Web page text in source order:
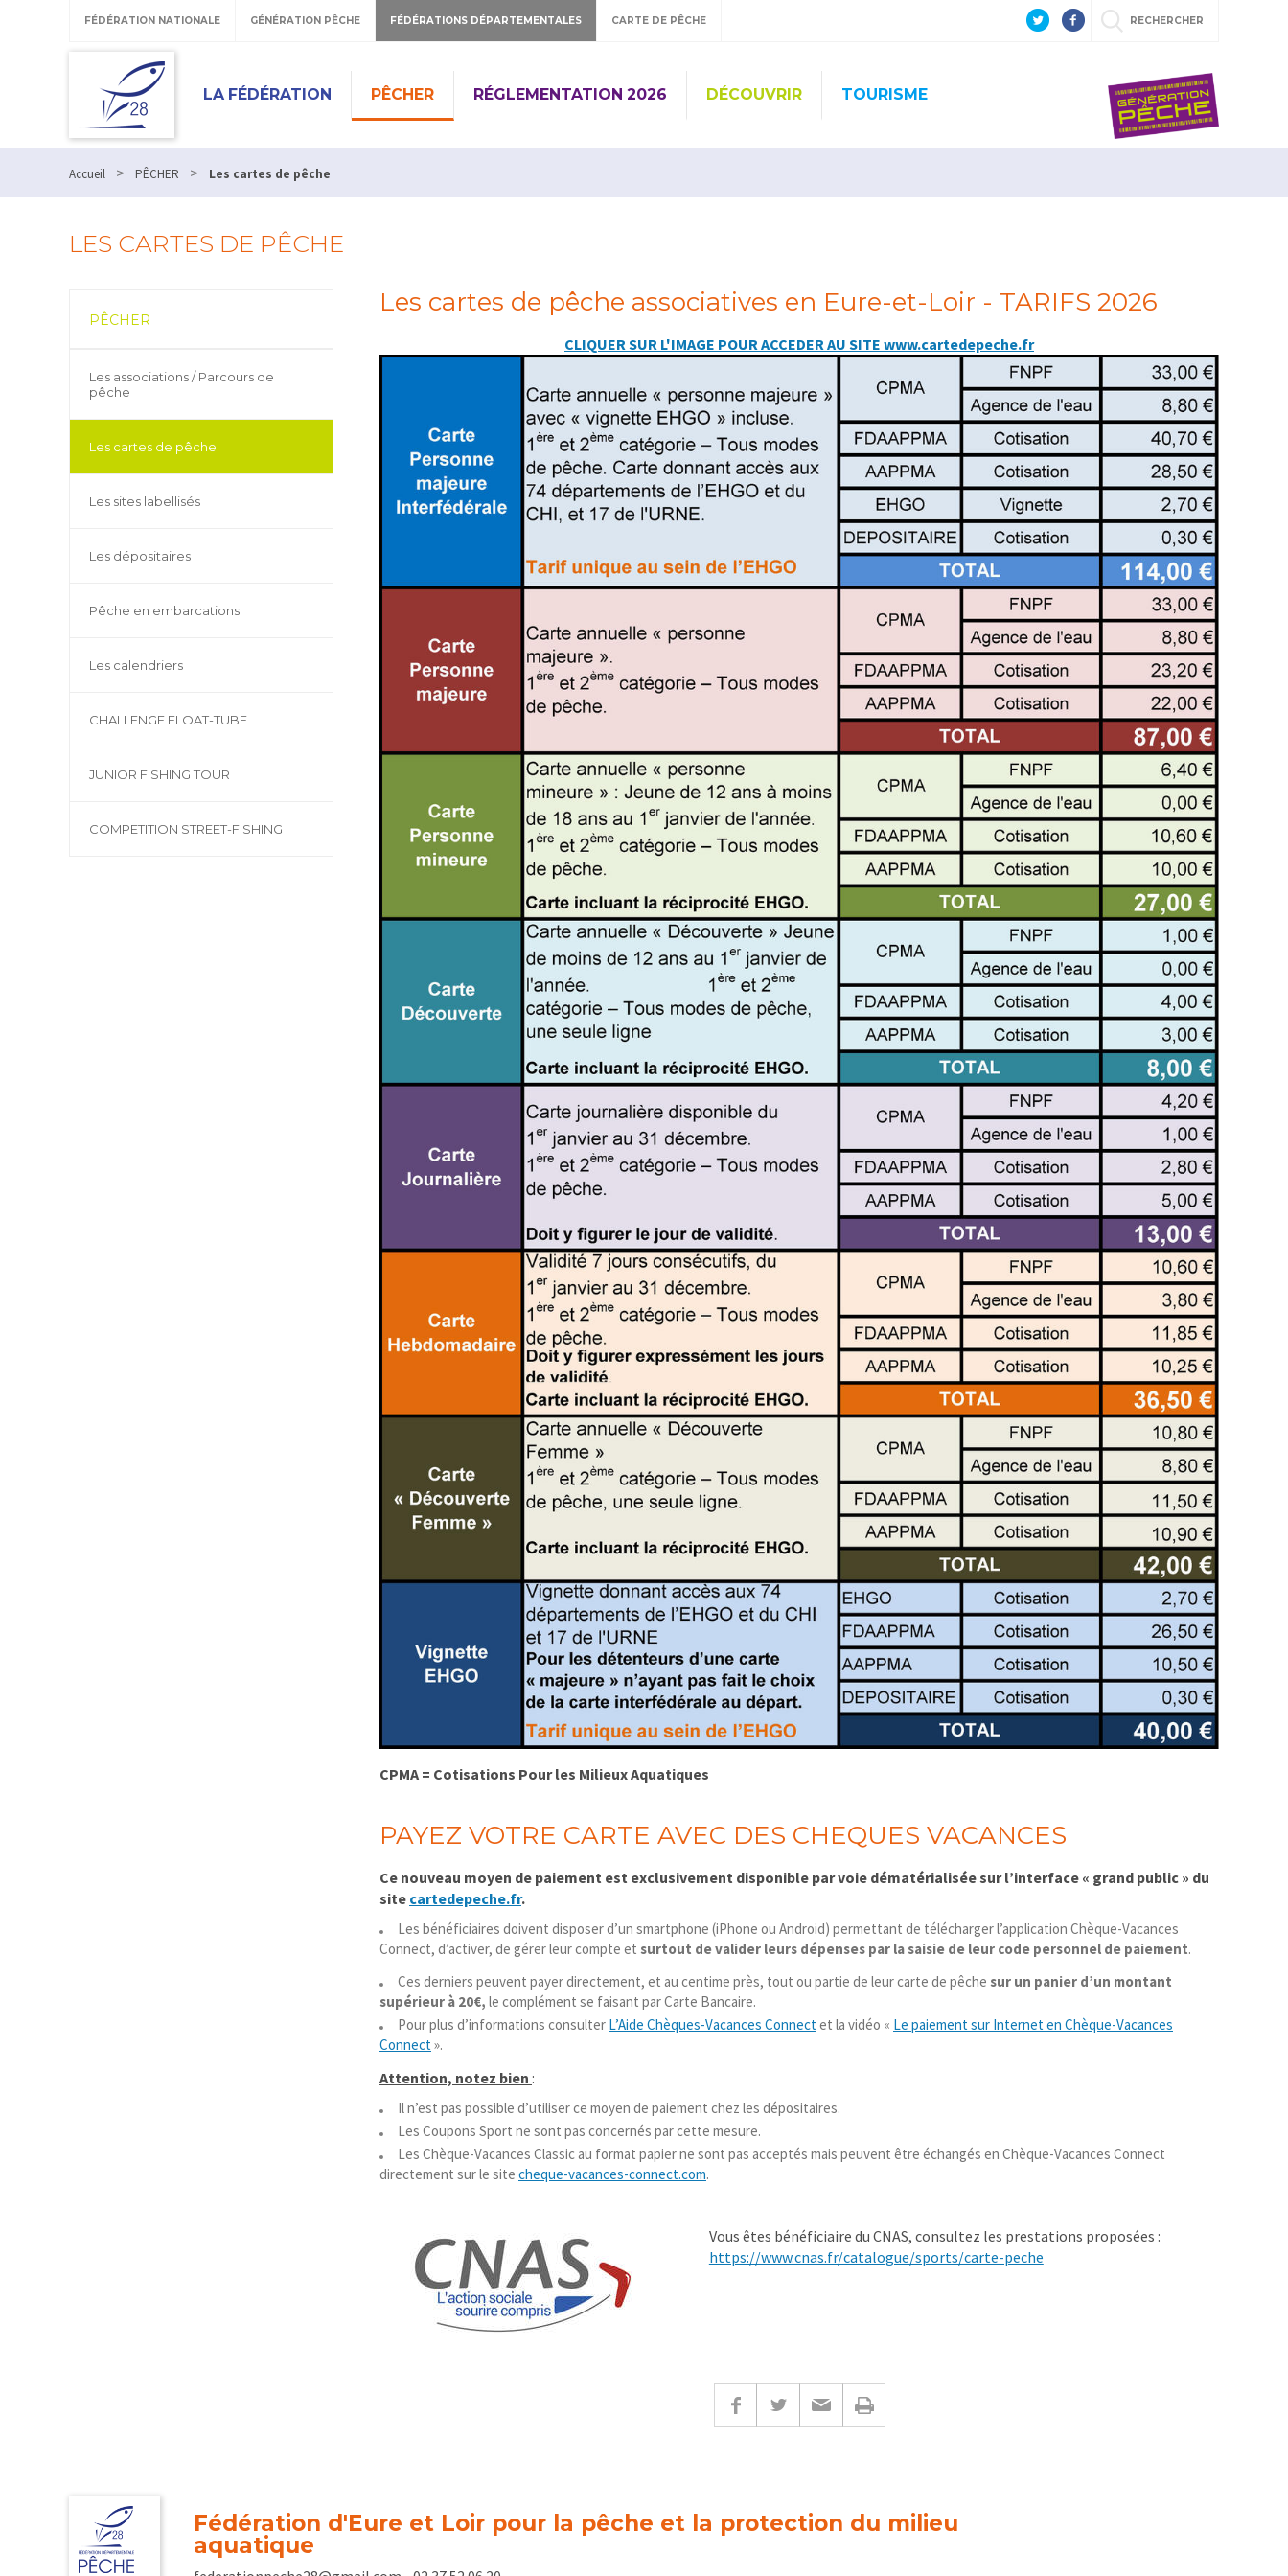
FÉDÉRATION NATIONALE GÉNÉRATION PÊCHE FÉDÉRATIONS DÉPARTEMENTALES CARTE DE PÊCHE RECHERCHER
LA FÉDÉRATION PÊCHER RÉGLEMENTATION 2026 DÉCOUVRIR TOURISME
Accueil > PÊCHER > Les cartes de pêche
LES CARTES DE PÊCHE
PÊCHER
Les associations / Parcours de
pêche
Les cartes de pêche
Les sites labellisés
Les dépositaires
Pêche en embarcations
Les calendriers
CHALLENGE FLOAT-TUBE
JUNIOR FISHING TOUR
COMPETITION STREET-FISHING
Les cartes de pêche associatives en Eure-et-Loir - TARIFS 2026
CLIQUER SUR L'IMAGE POUR ACCEDER AU SITE www.cartedepeche.fr
CPMA = Cotisations Pour les Milieux Aquatiques
PAYEZ VOTRE CARTE AVEC DES CHEQUES VACANCES
Ce nouveau moyen de paiement est exclusivement disponible par voie dématérialiséesur l’interface « grand public » du
site cartedepeche.fr.
Les bénéficiaires doivent disposer d’un smartphone (iPhone ou Android) permettant de télécharger l’application Chèque-Vacances
Connect, d’activer, de gérer leur compte et surtout de valider leurs dépenses par la saisie de leur code personnel de paiement.
Ces derniers peuvent payer directement, et au centime près, tout ou partie de leur carte de pêche sur un panier d’un montant
supérieur à 20€, le complément se faisant par Carte Bancaire.
Pour plus d’informations consulter L’Aide Chèques-Vacances Connectet la vidéo « Le paiement sur Internet en Chèque-Vacances
Connect».
Attention, notez bien :
Il n’est pas possible d’utiliser ce moyen de paiement chez les dépositaires.
Les Coupons Sport ne sont pas concernés par cette mesure.
Les Chèque-Vacances Classic au format papier ne sont pas acceptés mais peuvent être échangés en Chèque-Vacances Connect
directement sur le site cheque-vacances-connect.com.
Vous êtes bénéficiaire du CNAS, consultez les prestations proposées :
https://www.cnas.fr/catalogue/sports/carte-peche
Fédération d'Eure et Loir pour la pêche et la protection du milieu
aquatique